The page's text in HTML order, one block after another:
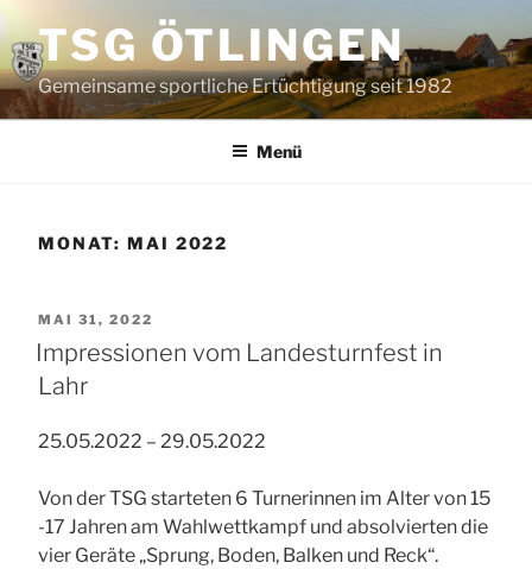
Inhalt
springenTSG ÖTLINGEN
Gemeinsame sportliche Ertüchtigung seit 1982
Menü
MONAT: MAI 2022
VERÖFFENTLICHT
AM
MAI 31, 2022
Impressionen vom Landesturnfest in
Lahr
25.05.2022 – 29.05.2022
Von der TSG starteten 6 Turnerinnen im Alter von 15
-17 Jahren am Wahlwettkampf und absolvierten die
vier Geräte „Sprung, Boden, Balken und Reck“.